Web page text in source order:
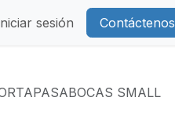
sesión Contáctenos
SMALL